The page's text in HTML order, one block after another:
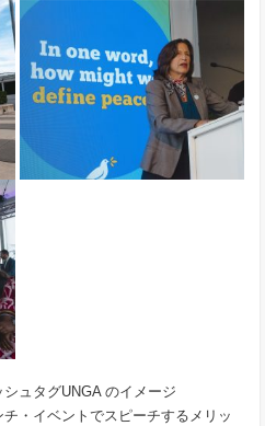
シュタグUNGA のイメージ
チ・イベントでスピーチするメリッ